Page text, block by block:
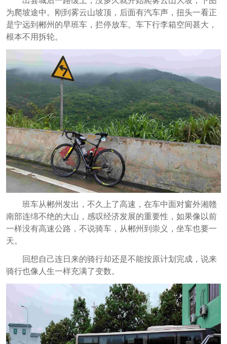
为爬坡途中。刚到雾云山坡顶，后面有汽车声，扭头一看正
是宁远到郴州的早班车，拦停放车。车下行李箱空间甚大，
根本不用拆轮。
班车从郴州发出，不久上了高速，在车中面对窗外湘赣
南部连绵不绝的大山，感叹经济发展的重要性，如果像以前
一样没有高速公路，不说骑车，从郴州到崇义，坐车也要一
天。
回想自己连日来的骑行却还是不能按原计划完成，说来
骑行也像人生一样充满了变数。